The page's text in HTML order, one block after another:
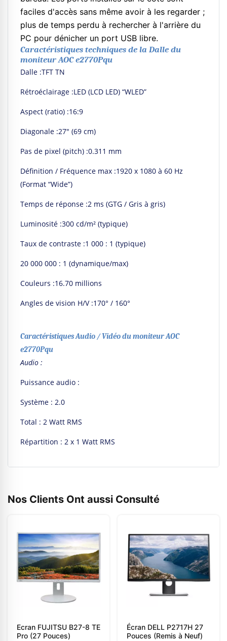
faciles d'accès sans même avoir à les regarder ;
plus de temps perdu à rechercher à l'arrière du
PC pour dénicher un port USB libre.
Caractéristiques techniques de la Dalle du
moniteur AOC e2770Pqu
Dalle :TFT TN
Rétroéclairage :LED (LCD LED) “WLED”
Aspect (ratio) :16:9
Diagonale :27″ (69 cm)
Pas de pixel (pitch) :0.311 mm
Définition / Fréquence max :1920 x 1080 à 60 Hz
(Format “Wide”)
Temps de réponse :2 ms (GTG / Gris à gris)
Luminosité :300 cd/m² (typique)
Taux de contraste :1 000 : 1 (typique)
20 000 000 : 1 (dynamique/max)
Couleurs :16.70 millions
Angles de vision H/V :170° / 160°
Caractéristiques Audio / Vidéo du moniteur AOC
e2770Pqu
Audio :
Puissance audio :
Système : 2.0
Total : 2 Watt RMS
Répartition : 2 x 1 Watt RMS
Nos Clients Ont aussi Consulté
Ecran FUJITSU B27-8 TE
Pro (27 Pouces)
Écran DELL P2717H 27
Pouces (Remis à Neuf)